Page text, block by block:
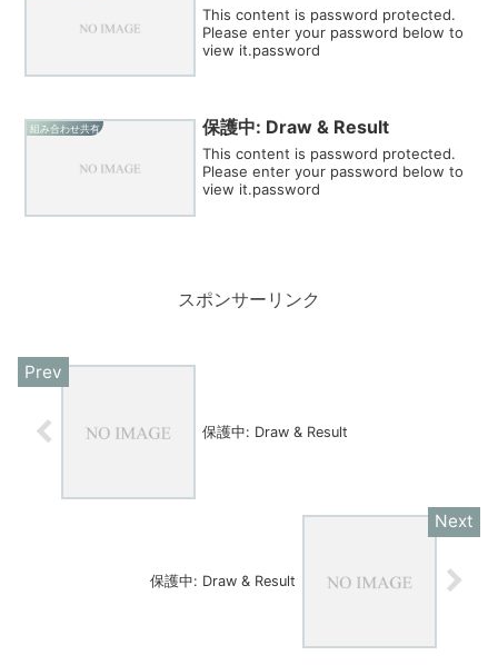
This content is password protected.
Please enter your password below to
view it.password
組み合わせ共有 保護中: Draw & Result
This content is password protected.
Please enter your password below to
view it.password
スポンサーリンク
保護中: Draw & Result
保護中: Draw & Result